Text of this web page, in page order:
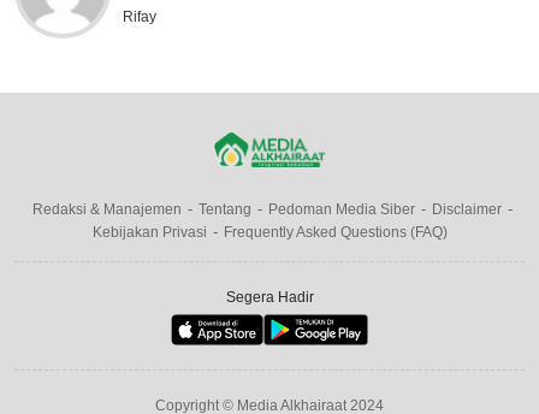
Rifay
Redaksi & Manajemen Tentang Pedoman Media Siber
Disclaimer
Kebijakan Privasi
Frequently Asked Questions (FAQ)
Segera Hadir
Copyright © Media Alkhairaat 2024